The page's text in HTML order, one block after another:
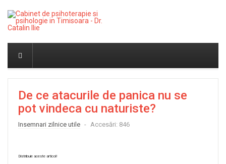
De ce atacurile de panica nu se
pot vindeca cu naturiste?
Insemnari zilnice utile Accesări: 846
Distribuie aceste articol!